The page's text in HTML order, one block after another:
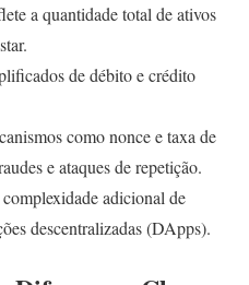
a quantidade total de ativos
de débito e crédito
como nonce e taxa de
e ataques de repetição.
adicional de
descentralizadas (DApps).